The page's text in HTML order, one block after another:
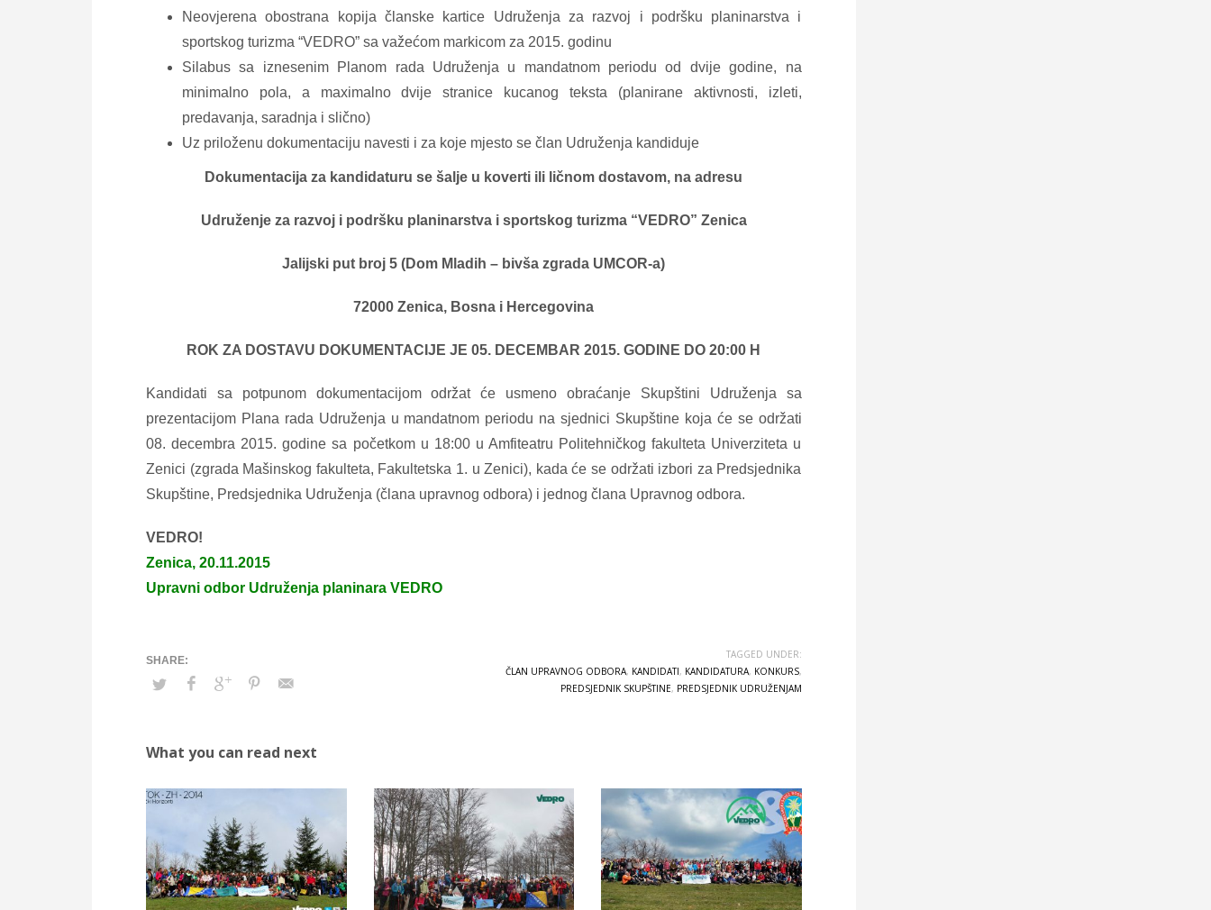
Neovjerena obostrana kopija članske kartice Udruženja za razvoj i podršku planinarstva i
sportskog turizma “VEDRO” sa važećom markicom za 2015. godinu
Silabus sa iznesenim Planom rada Udruženja u mandatnom periodu od dvije godine, na
minimalno pola, a maximalno dvije stranice kucanog teksta (planirane aktivnosti, izleti,
predavanja, saradnja i slično)
Uz priloženu dokumentaciju navesti i za koje mjesto se član Udruženja kandiduje
Dokumentacija za kandidaturu se šalje u koverti ili ličnom dostavom, na adresu
Udruženje za razvoj i podršku planinarstva i sportskog turizma “VEDRO” Zenica
Jalijski put broj 5 (Dom Mladih – bivša zgrada UMCOR-a)
72000 Zenica, Bosna i Hercegovina
ROK ZA DOSTAVU DOKUMENTACIJE JE 05. DECEMBAR 2015. GODINE DO 20:00 H
Kandidati sa potpunom dokumentacijom održat će usmeno obraćanje Skupštini Udruženja sa
prezentacijom Plana rada Udruženja u mandatnom periodu na sjednici Skupštine koja će se održati
08. decembra 2015. godine sa početkom u 18:00 u Amfiteatru Politehničkog fakulteta Univerziteta u
Zenici (zgrada Mašinskog fakulteta, Fakultetska 1. u Zenici), kada će se održati izbori za Predsjednika
Skupštine, Predsjednika Udruženja (člana upravnog odbora) i jednog člana Upravnog odbora.
VEDRO!
Zenica, 20.11.2015
Upravni odbor Udruženja planinara VEDRO
TAGGED UNDER:
ČLAN UPRAVNOG ODBORA, KANDIDATI, KANDIDATURA, KONKURS,
PREDSJEDNIK SKUPŠTINE, PREDSJEDNIK UDRUŽENJAM
What you can read next